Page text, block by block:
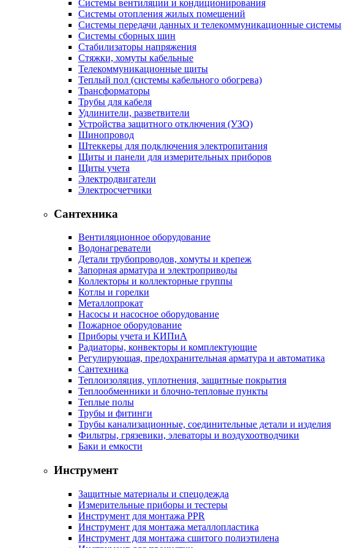
Системы вентиляции и кондиционирования
Системы отопления жилых помещений
Системы передачи данных и телекоммуникационные системы
Системы сборных шин
Стабилизаторы напряжения
Стяжки, хомуты кабельные
Телекоммуникационные щиты
Теплый пол (системы кабельного обогрева)
Трансформаторы
Трубы для кабеля
Удлинители, разветвители
Устройства защитного отключения (УЗО)
Шинопровод
Штеккеры для подключения электропитания
Щиты и панели для измерительных приборов
Щиты учета
Электродвигатели
Электросчетчики
Сантехника
Вентиляционное оборудование
Водонагреватели
Детали трубопроводов, хомуты и крепеж
Запорная арматура и электроприводы
Коллекторы и коллекторные группы
Котлы и горелки
Металлопрокат
Насосы и насосное оборудование
Пожарное оборудование
Приборы учета и КИПиА
Радиаторы, конвекторы и комплектующие
Регулирующая, предохранительная арматура и автоматика
Сантехника
Теплоизоляция, уплотнения, защитные покрытия
Теплообменники и блочно-тепловые пункты
Теплые полы
Трубы и фитинги
Трубы канализационные, соединительные детали и изделия
Фильтры, грязевики, элеваторы и воздухоотводчики
Баки и емкости
Инструмент
Защитные материалы и спецодежда
Измерительные приборы и тестеры
Инструмент для монтажа PPR
Инструмент для монтажа металлопластика
Инструмент для монтажа сшитого полиэтилена